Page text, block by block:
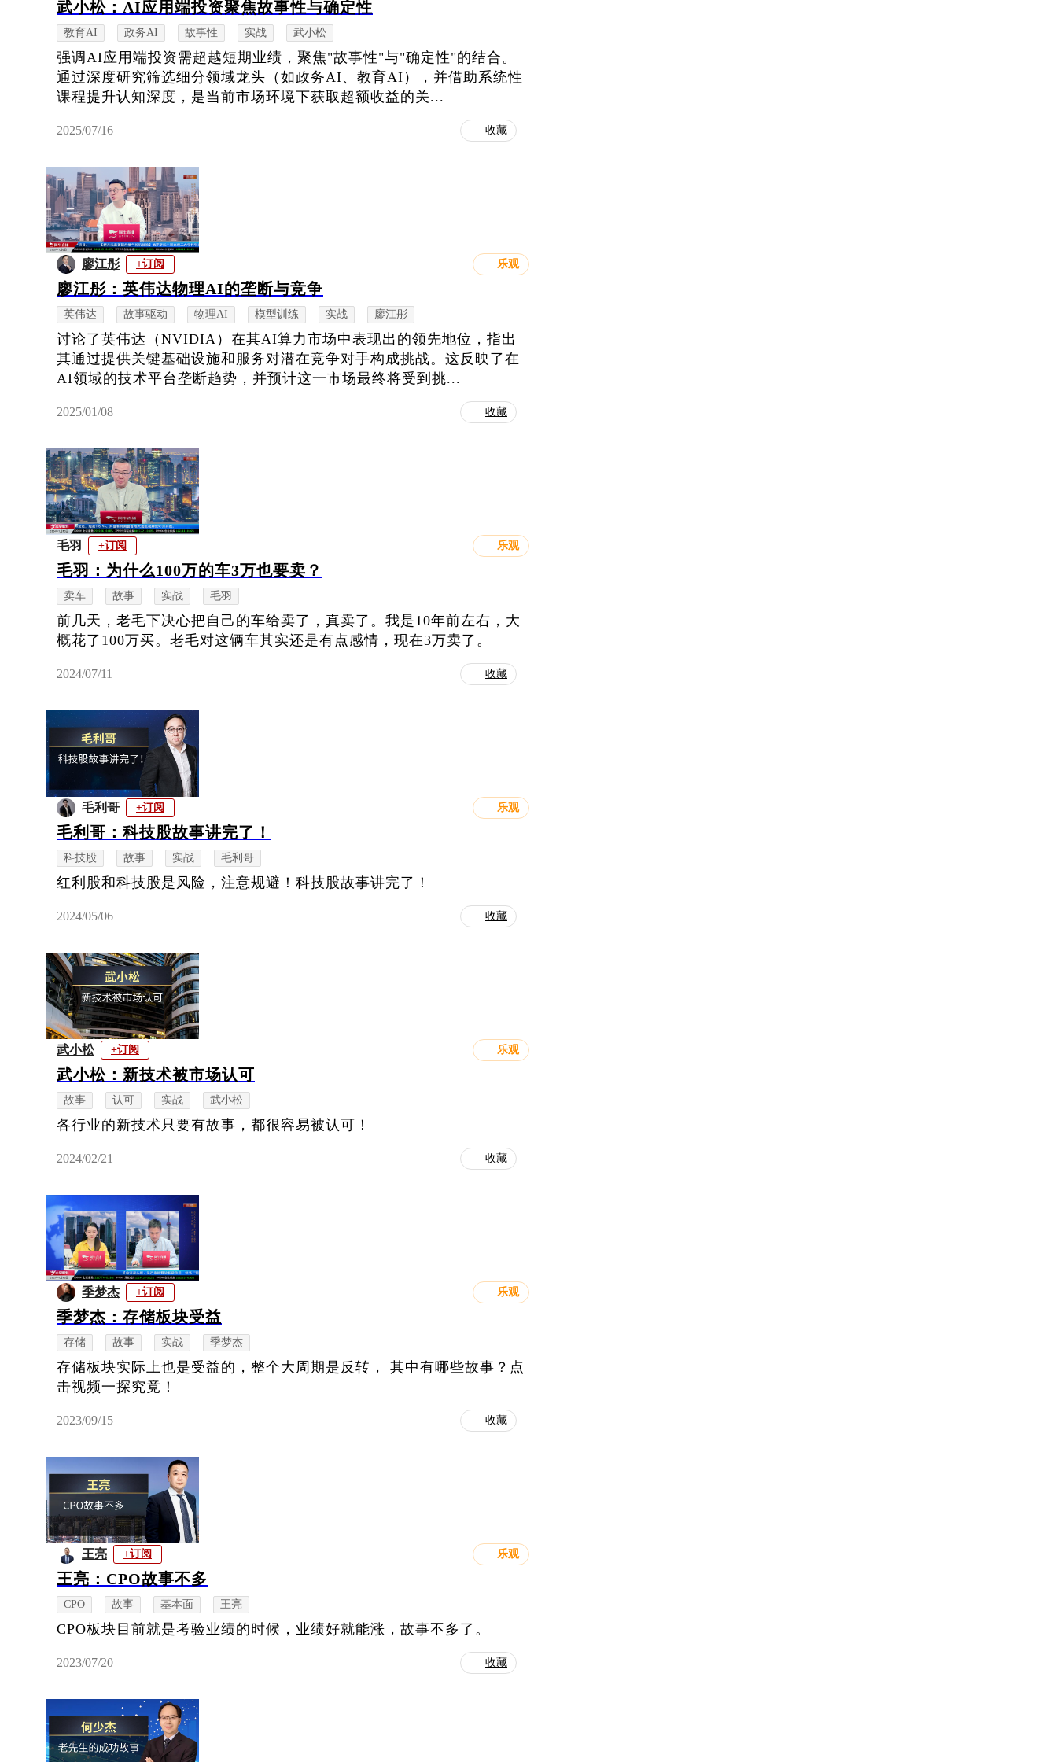
武小松：AI应用端投资聚焦故事性与确定性
教育AI 政务AI 故事性 实战 武小松
强调AI应用端投资需超越短期业绩，聚焦"故事性"与"确定性"的结合。
通过深度研究筛选细分领域龙头（如政务AI、教育AI），并借助系统性
课程提升认知深度，是当前市场环境下获取超额收益的关...
2025/07/16 收藏
廖江彤 +订阅 乐观
廖江彤：英伟达物理AI的垄断与竞争
英伟达 故事驱动 物理AI 模型训练 实战 廖江彤
讨论了英伟达（NVIDIA）在其AI算力市场中表现出的领先地位，指出
其通过提供关键基础设施和服务对潜在竞争对手构成挑战。这反映了在
AI领域的技术平台垄断趋势，并预计这一市场最终将受到挑...
2025/01/08 收藏
毛羽 +订阅 乐观
毛羽：为什么100万的车3万也要卖？
卖车 故事 实战 毛羽
前几天，老毛下决心把自己的车给卖了，真卖了。我是10年前左右，大
概花了100万买。老毛对这辆车其实还是有点感情，现在3万卖了。
2024/07/11 收藏
毛利哥 +订阅 乐观
毛利哥：科技股故事讲完了！
科技股 故事 实战 毛利哥
红利股和科技股是风险，注意规避！科技股故事讲完了！
2024/05/06 收藏
武小松 +订阅 乐观
武小松：新技术被市场认可
故事 认可 实战 武小松
各行业的新技术只要有故事，都很容易被认可！
2024/02/21 收藏
季梦杰 +订阅 乐观
季梦杰：存储板块受益
存储 故事 实战 季梦杰
存储板块实际上也是受益的，整个大周期是反转， 其中有哪些故事？点
击视频一探究竟！
2023/09/15 收藏
王亮 +订阅 乐观
王亮：CPO故事不多
CPO 故事 基本面 王亮
CPO板块目前就是考验业绩的时候，业绩好就能涨，故事不多了。
2023/07/20 收藏